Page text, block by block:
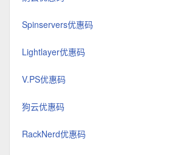
Spinservers优惠码
Lightlayer优惠码
V.PS优惠码
狗云优惠码
RackNerd优惠码